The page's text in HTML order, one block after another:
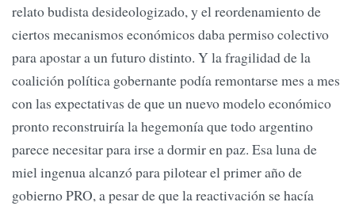
relato budista desideologizado, y el reordenamiento de
ciertos mecanismos económicos daba permiso colectivo
para apostar a un futuro distinto. Y la fragilidad de la
coalición política gobernante podía remontarse mes a mes
con las expectativas de que un nuevo modelo económico
pronto reconstruiría la hegemonía que todo argentino
parece necesitar para irse a dormir en paz. Esa luna de
miel ingenua alcanzó para pilotear el primer año de
gobierno PRO, a pesar de que la reactivación se hacía